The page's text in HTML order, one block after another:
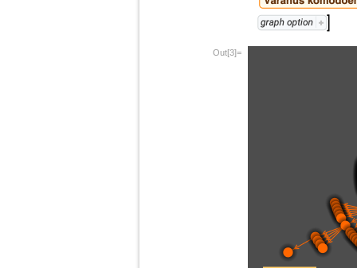
Out[3]=